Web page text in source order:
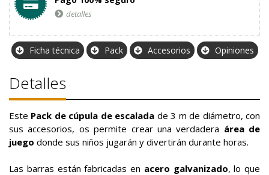
detalles
Ficha técnica Pack Accesorios Opiniones
Detalles
Este Pack de cúpula de escalada de 3 m de diámetro, con
sus accesorios, os permite crear una verdadera área de
juego donde sus niños jugarán y divertirán durante horas.
Las barras están fabricadas en acero galvanizado, lo que